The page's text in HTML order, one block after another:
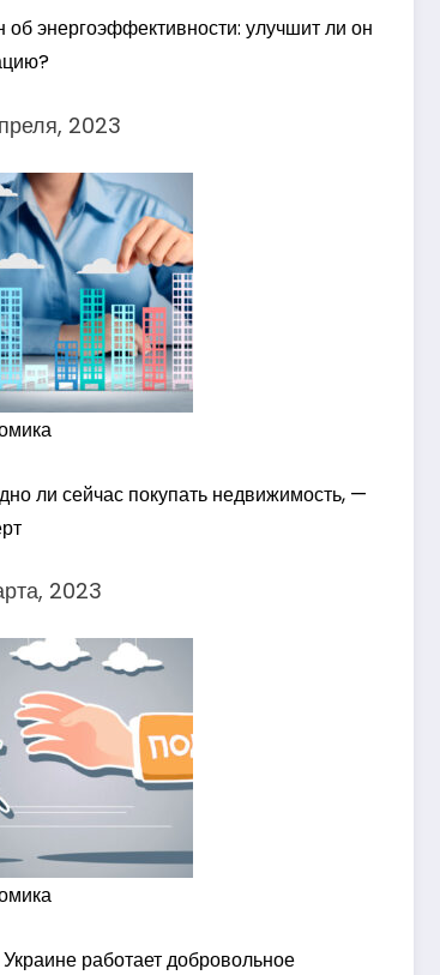
об энергоэффективности: улучшит ли он
2023
ли сейчас покупать недвижимость, —
2023
Украине работает добровольное